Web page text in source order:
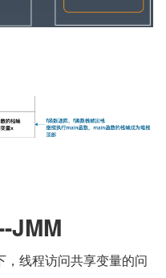
JMM
线程访问共享变量的问